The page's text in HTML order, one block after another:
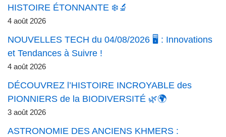
HISTOIRE ÉTONNANTE ❄️🔬
4 août 2026
NOUVELLES TECH du 04/08/2026 🖥️ : Innovations
et Tendances à Suivre !
4 août 2026
DÉCOUVREZ l’HISTOIRE INCROYABLE des
PIONNIERS de la BIODIVERSITÉ 🌿🌍
3 août 2026
ASTRONOMIE DES ANCIENS KHMERS :